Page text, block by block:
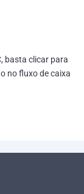
basta clicar para
no fluxo de caixa